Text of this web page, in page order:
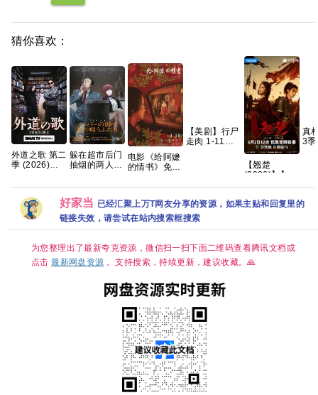
猜你喜欢：
外道之歌 第二
季 (2026)
剧情 / 悬疑 又
名: 外道の歌
2 夸克
躲在超市后门
抽烟的两人
字
电影《给阿嬷
的情书》免费
1080P百度网
盘资源
【美剧】行尸
走肉 1-11季
【翘楚
(2026)】】
【24集持续更
高码】【国语
】【主演: 陈
都灵 / 周翊
然】
真
3
犯
好家当 已经汇聚上万T网友分享的资源，如果主贴和回复里的
链接失效，请尝试在站内搜索框搜索
为您整理出了最新夸克资源，微信扫一扫下面二维码查看腾讯文档或
点击最新网盘资源 。支持搜索，持续更新，建议收藏。🙏